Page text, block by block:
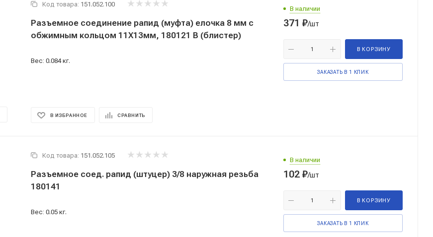
Код товара: 151.052.100
Разъемное соединение рапид (муфта) елочка 8 мм с
обжимным кольцом 11Х13мм, 180121 B (блистер)
Вес: 0.084 кг.
В ИЗБРАННОЕ СРАВНИТЬ
В наличии
371 ₽/шт
В КОРЗИНУ
ЗАКАЗАТЬ В 1 КЛИК
Код товара: 151.052.105
Разъемное соед. рапид (штуцер) 3/8 наружная резьба
180141
Вес: 0.05 кг.
В наличии
102 ₽/шт
В КОРЗИНУ
ЗАКАЗАТЬ В 1 КЛИК